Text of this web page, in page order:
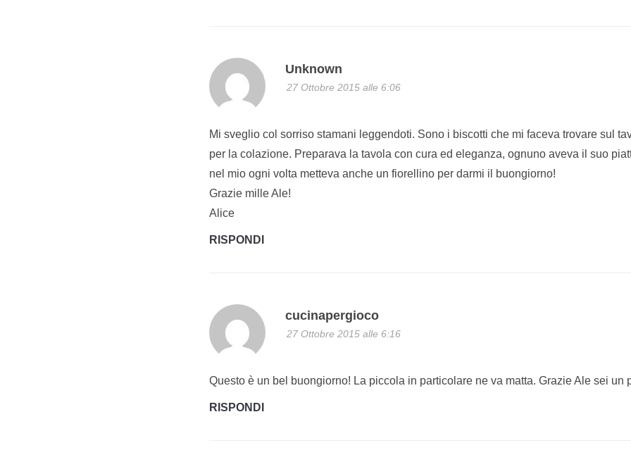
Unknown
27 Ottobre 2015 alle 6:06
Mi sveglio col sorriso stamani leggendoti. Sono i biscotti che mi faceva trovare sul
per la colazione. Preparava la tavola con cura ed eleganza, ognuno aveva il suo
nel mio ogni volta metteva anche un fiorellino per darmi il buongiorno!
Grazie mille Ale!
Alice
RISPONDI
cucinapergioco
27 Ottobre 2015 alle 6:16
Questo è un bel buongiorno! La piccola in particolare ne va matta. Grazie Ale sei un
RISPONDI